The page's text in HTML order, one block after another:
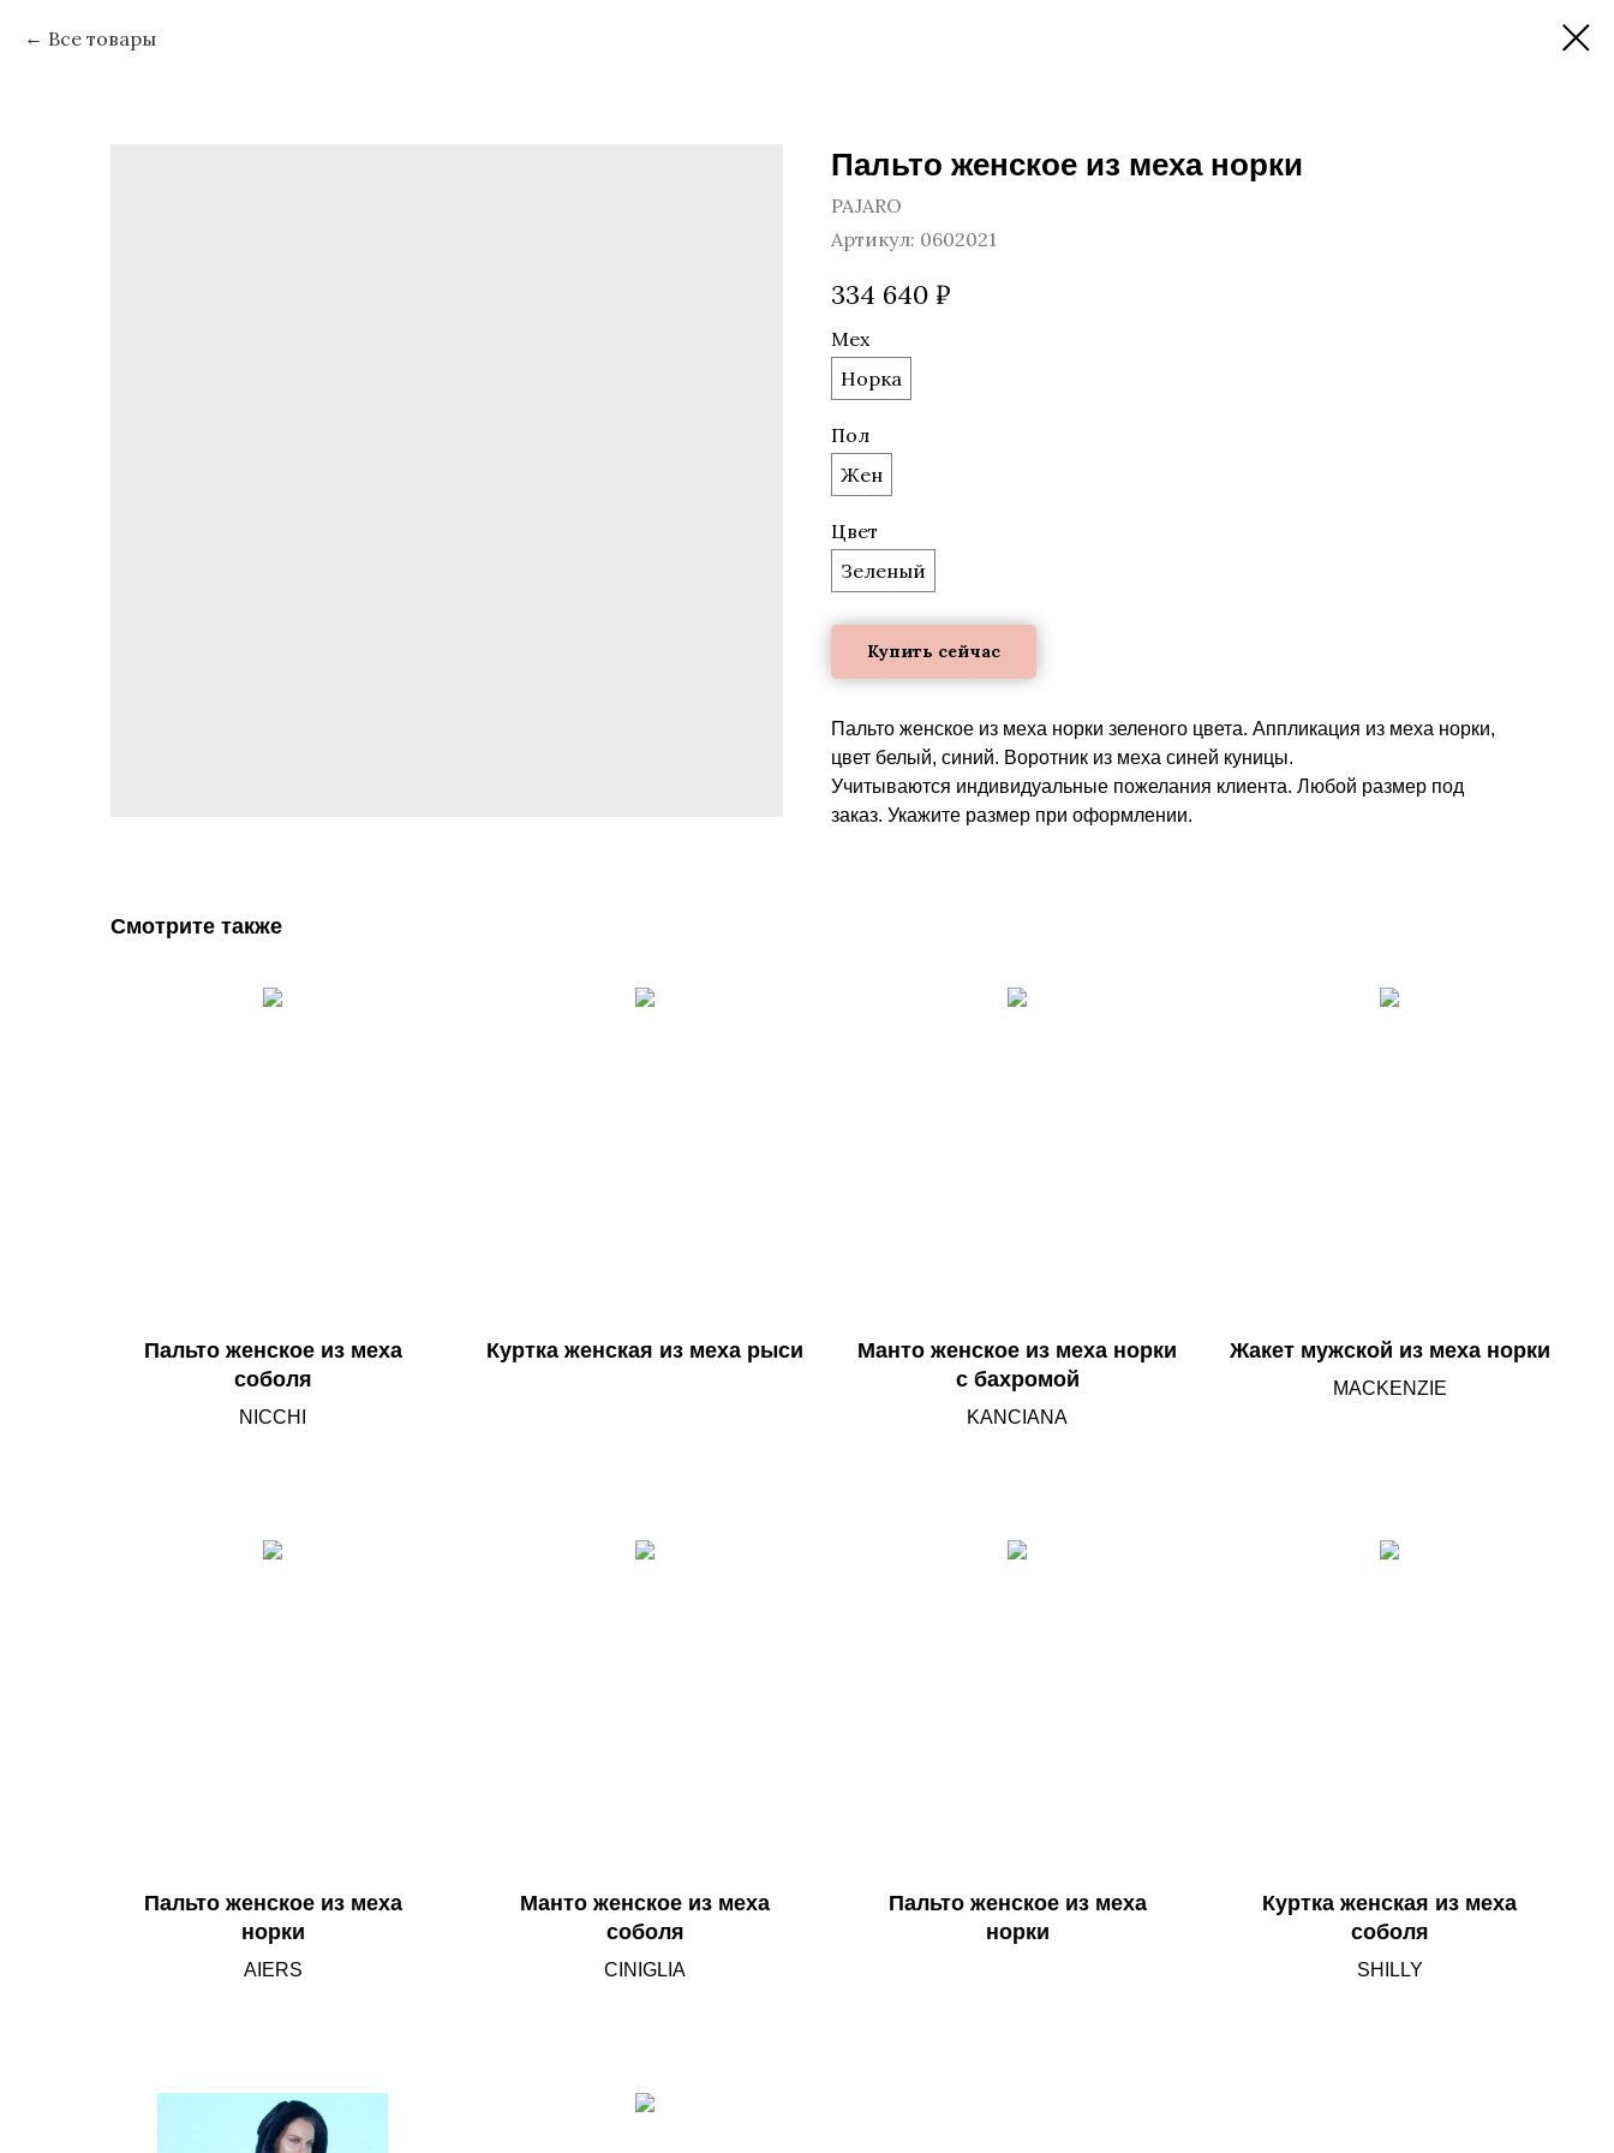
Все товары
Пальто женское из меха норки
PAJARO
Артикул: 0602021
334 640 ₽
Мех
Норка
Пол
Жен
Цвет
Зеленый
Купить сейчас
Пальто женское из меха норки зеленого цвета. Аппликация из меха норки,
цвет белый, синий. Воротник из меха синей куницы.
Учитываются индивидуальные пожелания клиента. Любой размер под
заказ. Укажите размер при оформлении.
Смотрите также
Пальто женское из меха
соболя
NICCHI
Куртка женская из меха рыси
Манто женское из меха норки
с бахромой
KANCIANA
Жакет мужской из меха норки
MACKENZIE
Пальто женское из меха
норки
AIERS
Манто женское из меха
соболя
CINIGLIA
Пальто женское из меха
норки
Куртка женская из меха
соболя
SHILLY